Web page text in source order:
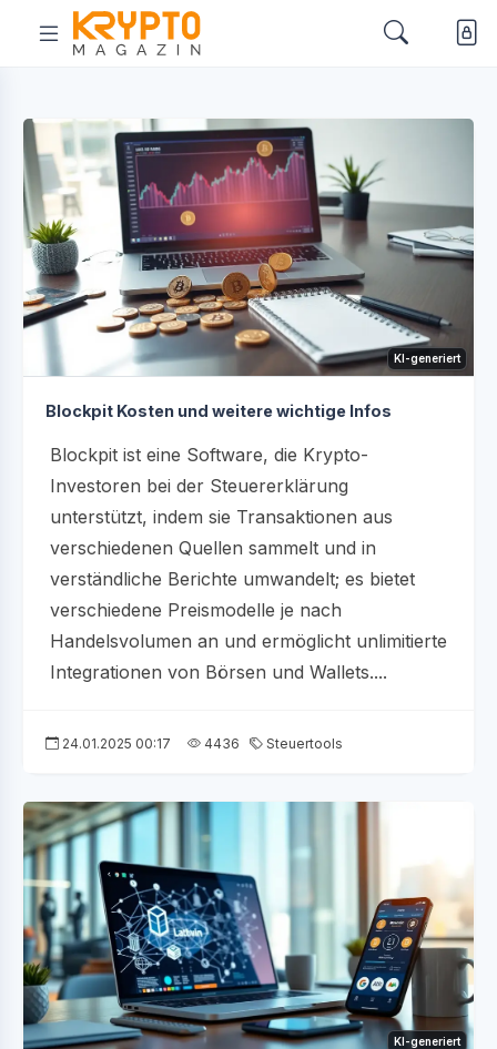
KI-generiert
Blockpit Kosten und weitere wichtige Infos
Blockpit ist eine Software, die Krypto-
Investoren bei der Steuererklärung
unterstützt, indem sie Transaktionen aus
verschiedenen Quellen sammelt und in
verständliche Berichte umwandelt; es bietet
verschiedene Preismodelle je nach
Handelsvolumen an und ermöglicht unlimitierte
Integrationen von Börsen und Wallets....
24.01.2025 00:17 4436 Steuertools
KI-generiert